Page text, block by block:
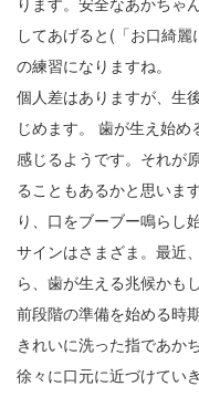
してあげると(「お口綺
の練習になりますね。
個人差はありますが、生
じめます。 歯が生え始
感じるようです。それが
ることもあるかと思いま
り、口をブーブー鳴らし
サインはさまざま。最近
ら、歯が生える兆候かも
前段階の準備を始める時
きれいに洗った指であか
徐々に口元に近づけてい